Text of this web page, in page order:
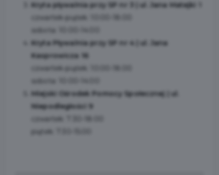
Kryta pływalnia przy SP nr 3 | ul. Jana Matejki 1
czwartek-piątek: 10:00-18:00
sobota: 10:00-14:00
Kryta Pływalnia przy SP nr 4 | ul. Jana
Kasprowicza 16
czwartek-piątek: 10:00-18:00
sobota: 10:00-14:00
Miejski Ośrodek Pomocy Społecznej | ul.
Niepodległości 9
czwartek: 7:30-18:00
piątek: 7:30-15:00